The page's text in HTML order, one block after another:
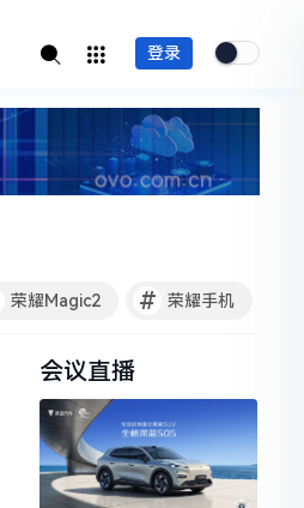
登录
荣耀Magic2 # 荣耀手机
会议直播